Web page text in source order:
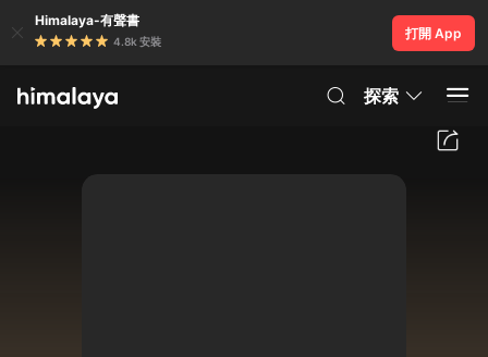
Himalaya-有聲書
4.8k 安裝
打開 App
探索